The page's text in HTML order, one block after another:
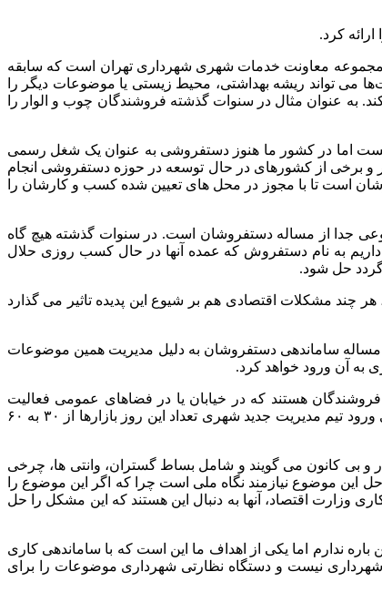
کرد.
معاونت خدمات شهری شهرداری تهران است که سابقه
شغلی است که این مزاحمت‌ها می تواند ریشه بهداشتی، محیط زیستی یا موضوعات دیگر را
عنوان مثال در سنوات گذشته فروشندگان چوب و الوار را
اما در کشور ما هنوز دستفروشی به عنوان یک شغل رسمی
و برخی از کشورهای در حال توسعه در حوزه دستفروشی انجام
است تا با مجوز در محل های تعیین شده کسب و کارشان را
جدا از مساله دستفروشان است. در سنوات گذشته هیچ گاه
داریم به نام دستفروش که عمده آنها در حال کسب روزی حلال
حل شود.
مشکلات اقتصادی هم بر شیوع این پدیده تاثیر می گذارد
ساماندهی دستفروشان به دلیل مدیریت همین موضوعات
به آن ورود خواهد کرد.
هستند که در خیابان یا در فضاهای عمومی فعالیت
می‌کنند. در تهران، شهرداری به صورت هفتگی ۶۰ روزبازار را برگزار می کند که بالغ بر ۵ تا ۶ هزار نفر در این بازارها فعالیت می کنند. از ابتدای ورود تیم مدیریت جدید شهری تعداد این روز بازارها از ۳۰ به ۶۰
بی کانون می گویند و شامل بساط گستران، وانتی ها، چرخی
این موضوع نیازمند نگاه ملی است چرا که اگر این موضوع را
اقتصاد، آنها به دنبال این هستند که این مشکل را حل
ندارم اما یکی از اهداف ما این است که با ساماندهی کاری
شهرداری نیست و دستگاه نظارتی شهرداری موضوعات را برای